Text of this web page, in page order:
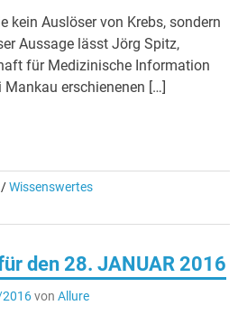
kein Auslöser von Krebs, sondern
Aussage lässt Jörg Spitz,
für Medizinische Information
erschienenen […]
/Wissenswertes
den 28. JANUAR 2016
von Allure